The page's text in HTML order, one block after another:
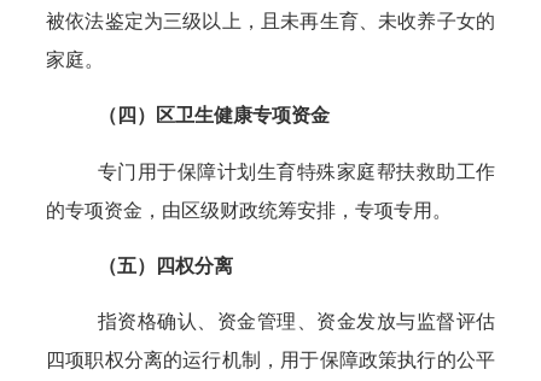
被依法鉴定为三级以上，且未再生育、未收养子女的
家庭。
（四）区卫生健康专项资金
专门用于保障计划生育特殊家庭帮扶救助工作
的专项资金，由区级财政统筹安排，专项专用。
（五）四权分离
指资格确认、资金管理、资金发放与监督评估
四项职权分离的运行机制，用于保障政策执行的公平